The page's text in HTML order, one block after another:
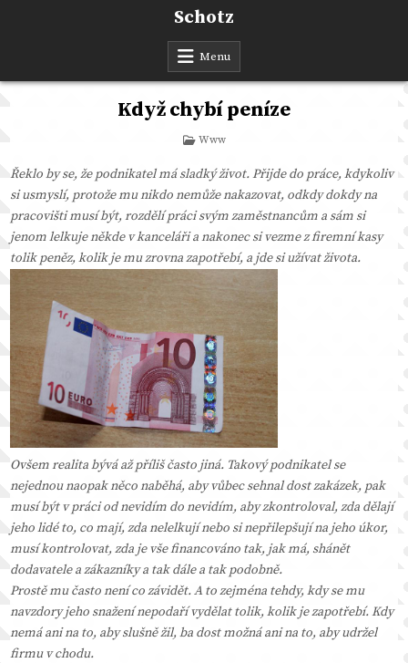
Schotz
Menu
Když chybí peníze
Posted
Www
Řeklo by se, že podnikatel má sladký život. Přijde do práce, kdykoliv
si usmyslí, protože mu nikdo nemůže nakazovat, odkdy dokdy na
pracovišti musí být, rozdělí práci svým zaměstnancům a sám si
jenom lelkuje někde v kanceláři a nakonec si vezme z firemní kasy
tolik peněz, kolik je mu zrovna zapotřebí, a jde si užívat života.
Ovšem realita bývá až příliš často jiná. Takový podnikatel se
nejednou naopak něco naběhá, aby vůbec sehnal dost zakázek, pak
musí být v práci od nevidím do nevidím, aby zkontroloval, zda dělají
jeho lidé to, co mají, zda nelelkují nebo si nepřilepšují na jeho úkor,
musí kontrolovat, zda je vše financováno tak, jak má, shánět
dodavatele a zákazníky a tak dále a tak podobně.
Prostě mu často není co závidět. A to zejména tehdy, kdy se mu
navzdory jeho snažení nepodaří vydělat tolik, kolik je zapotřebí. Kdy
nemá ani na to, aby slušně žil, ba dost možná ani na to, aby udržel
firmu v chodu.